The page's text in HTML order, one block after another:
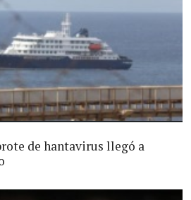
de hantavirus llegó a